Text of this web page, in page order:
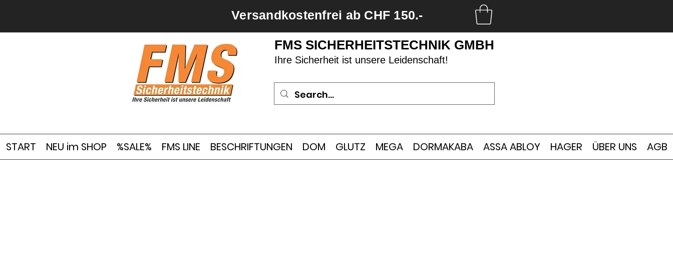
Versandkostenfrei ab CHF 150.-
FMS SICHERHEITSTECHNIK GMBH
Ihre Sicherheit ist unsere Leidenschaft!
START NEU im SHOP %SALE% FMS LINE BESCHRIFTUNGEN DOM GLUTZ MEGA DORMAKABA ASSA ABLOY HAGER ÜBER UNS AGB